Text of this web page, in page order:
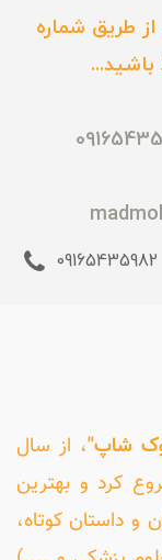
طریق شماره
09165435982
شاپ"، از سال
کرد و بهترین
و داستان کوتاه،